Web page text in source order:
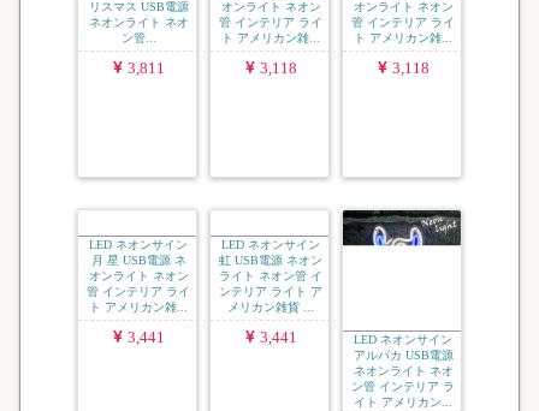
LED ネオンサイン
LED ネオンサイン
LED ネオンサイン
LED ネオンサイン
LED ネオンサイン
LED ネオンサイン
アルパカ USB電源
ネオンライト ネオ
ン管 インテリア ラ
イト アメリカン...